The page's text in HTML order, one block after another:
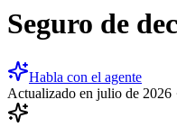
Seguro de
Habla con el agente
Actualizado en julio de 2026